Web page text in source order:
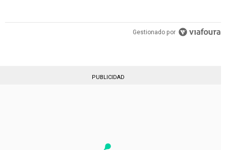
Gestionado por
PUBLICIDAD